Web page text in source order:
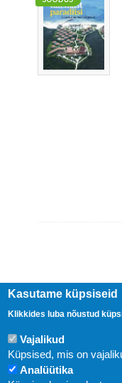
Kasutame küpsiseid
Klikkides luba nõustud
Vajalikud
Küpsised, mis on
Analüütika